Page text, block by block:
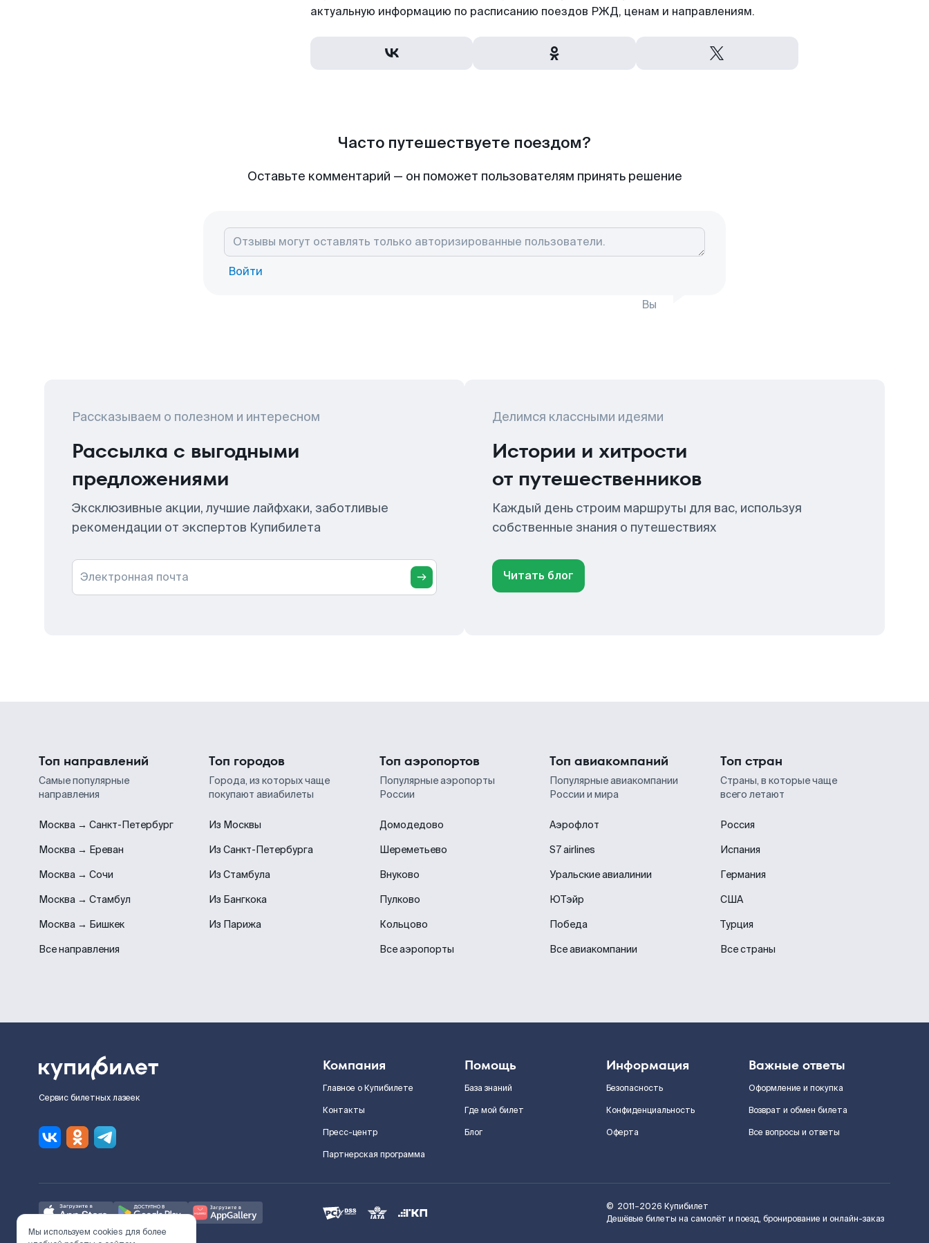
актуальную информацию по расписанию поездов РЖД, ценам и направлениям.
Часто путешествуете поездом?
Оставьте комментарий — он поможет пользователям принять решение
Войти
Вы
Рассказываем о полезном и интересном
Рассылка с выгодными
предложениями
Эксклюзивные акции, лучшие лайфхаки, заботливые
рекомендации от экспертов Купибилета
Электронная почта
Делимся классными идеями
Истории и хитрости
от путешественников
Каждый день строим маршруты для вас, используя
собственные знания о путешествиях
Читать блог
Топ направлений
Самые популярные
направления
Москва → Санкт-Петербург
Москва → Ереван
Москва → Сочи
Москва → Стамбул
Москва → Бишкек
Все направления
Топ городов
Города, из которых чаще
покупают авиабилеты
Из Москвы
Из Санкт-Петербурга
Из Стамбула
Из Бангкока
Из Парижа
Топ аэропортов
Популярные аэропорты
России
Домодедово
Шереметьево
Внуково
Пулково
Кольцово
Все аэропорты
Топ авиакомпаний
Популярные авиакомпании
России и мира
Аэрофлот
S7 airlines
Уральские авиалинии
ЮТэйр
Победа
Все авиакомпании
Топ стран
Страны, в которые чаще
всего летают
Россия
Испания
Германия
США
Турция
Все страны
Сервис билетных лазеек
Компания
Главное о Купибилете
Контакты
Пресс-центр
Партнерская программа
Помощь
База знаний
Где мой билет
Блог
Информация
Безопасность
Конфиденциальность
Оферта
Важные ответы
Оформление и покупка
Возврат и обмен билета
Все вопросы и ответы
© 2011–2026 Купибилет
Дешёвые билеты на самолёт и поезд, бронирование и онлайн-заказ
Мы используем cookies для более